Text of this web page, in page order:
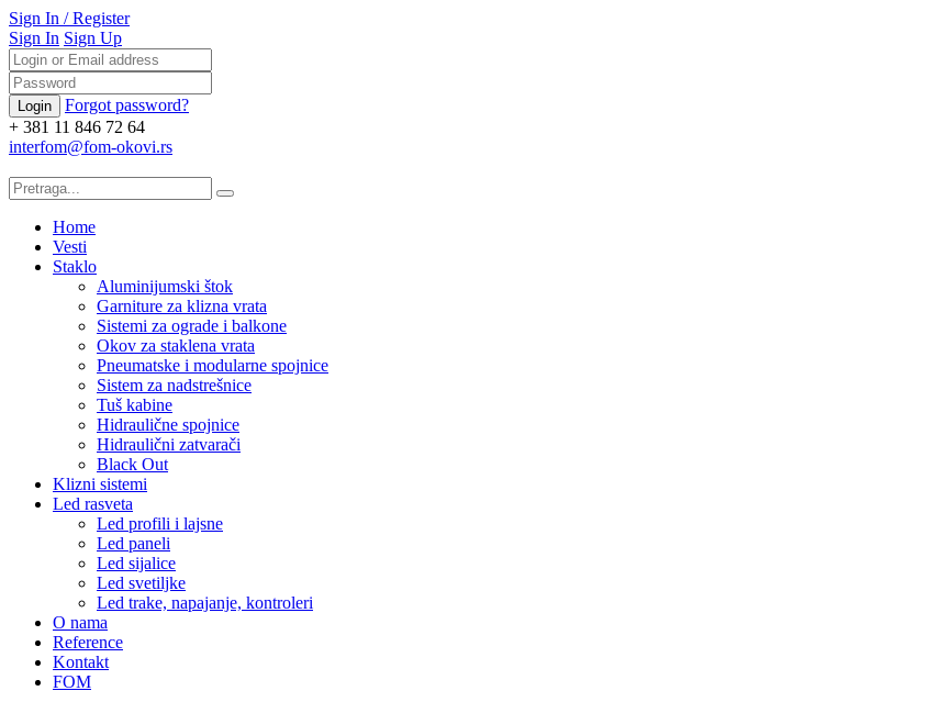
Sign In / Register
Sign In Sign Up
Forgot password?
+ 381 11 846 72 64
interfom@fom-okovi.rs
Home
Vesti
Staklo
Aluminijumski štok
Garniture za klizna vrata
Sistemi za ograde i balkone
Okov za staklena vrata
Pneumatske i modularne spojnice
Sistem za nadstrešnice
Tuš kabine
Hidraulične spojnice
Hidraulični zatvarači
Black Out
Klizni sistemi
Led rasveta
Led profili i lajsne
Led paneli
Led sijalice
Led svetiljke
Led trake, napajanje, kontroleri
O nama
Reference
Kontakt
FOM